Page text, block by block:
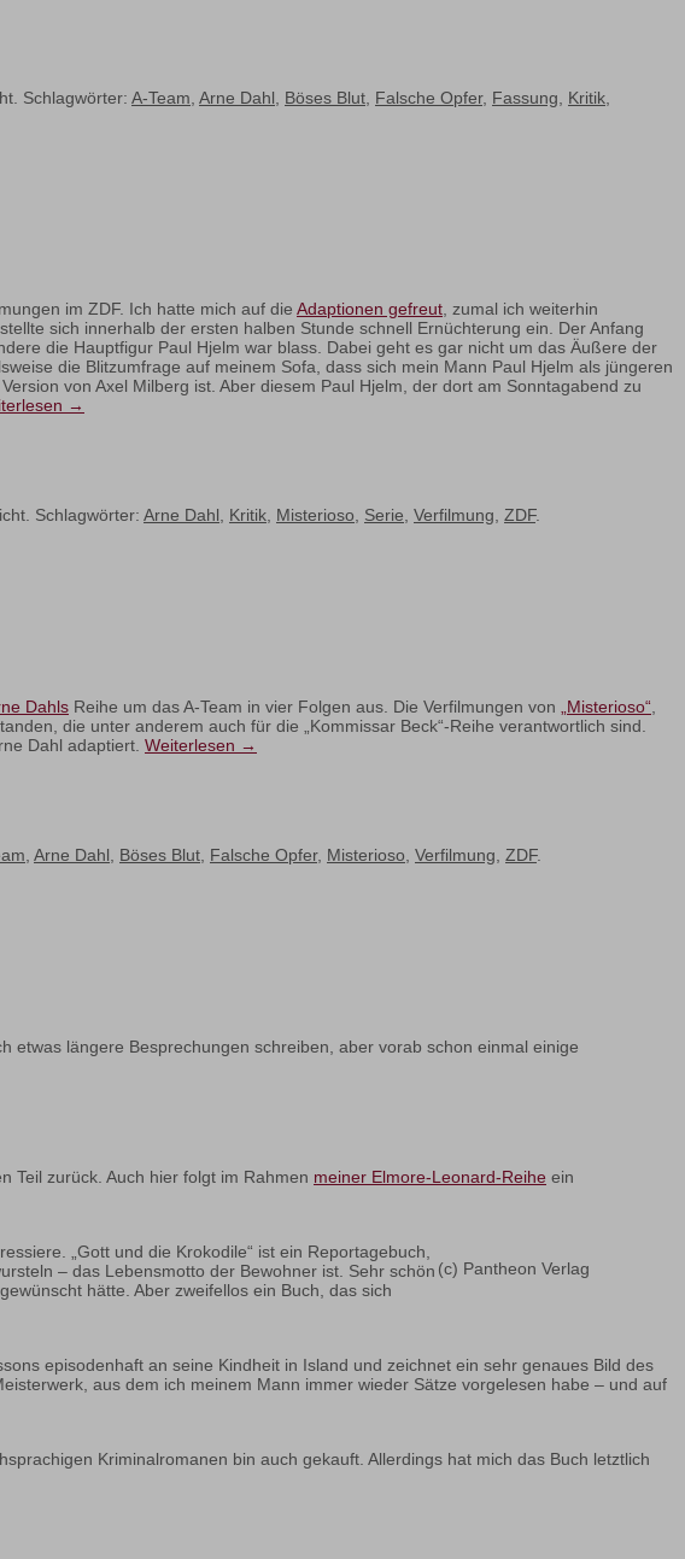
Schlagwörter: A-Team, Arne Dahl, Böses Blut, Falsche Opfer, Fassung, Kritik,
im ZDF. Ich hatte mich auf die Adaptionen gefreut, zumal ich weiterhin
sich innerhalb der ersten halben Stunde schnell Ernüchterung ein. Der Anfang
die Hauptfigur Paul Hjelm war blass. Dabei geht es gar nicht um das Äußere der
die Blitzumfrage auf meinem Sofa, dass sich mein Mann Paul Hjelm als jüngeren
von Axel Milberg ist. Aber diesem Paul Hjelm, der dort am Sonntagabend zu
→
Schlagwörter: Arne Dahl, Kritik, Misterioso, Serie, Verfilmung, ZDF.
Dahls Reihe um das A-Team in vier Folgen aus. Die Verfilmungen von „Misterioso“,
die unter anderem auch für die „Kommissar Beck“-Reihe verantwortlich sind.
Dahl adaptiert. Weiterlesen →
, Arne Dahl, Böses Blut, Falsche Opfer, Misterioso, Verfilmung, ZDF.
längere Besprechungen schreiben, aber vorab schon einmal einige
Teil zurück. Auch hier folgt im Rahmen meiner Elmore-Leonard-Reihe ein
(c) Pantheon Verlag
„Gott und die Krokodile“ ist ein Reportagebuch,
– das Lebensmotto der Bewohner ist. Sehr schön
hätte. Aber zweifellos ein Buch, das sich
episodenhaft an seine Kindheit in Island und zeichnet ein sehr genaues Bild des
aus dem ich meinem Mann immer wieder Sätze vorgelesen habe – und auf
Kriminalromanen bin auch gekauft. Allerdings hat mich das Buch letztlich